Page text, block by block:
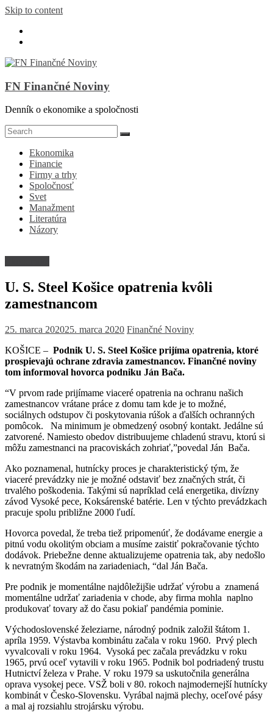
Skip to content
FN Finančné Noviny
Denník o ekonomike a spoločnosti
Ekonomika
Financie
Firmy a trhy
Spoločnosť
Svet
Manažment
Literatúra
Názory
U. S. Steel Košice opatrenia kvôli
zamestnancom
25. marca 202025. marca 2020 Finančné Noviny
KOŠICE – Podnik U. S. Steel Košice prijíma opatrenia, ktoré
prospievajú ochrane zdravia zamestnancov. Finančné noviny
tom informoval hovorca podniku Ján Bača.
“V prvom rade prijímame viaceré opatrenia na ochranu našich
zamestnancov vrátane práce z domu tam kde je to možné,
sociálnych odstupov či poskytovania rúšok a ďalších ochranných
pomôcok. Na minimum je obmedzený osobný kontakt. Jedálne sú
zatvorené. Namiesto obedov distribuujeme chladenú stravu, ktorú si
môžu zamestnanci na pracoviskách zohriať,”povedal Ján Bača.
Ako poznamenal, hutnícky proces je charakteristický tým, že
viaceré prevádzky nie je možné odstaviť bez značných strát, či
trvalého poškodenia. Takými sú napríklad celá energetika, divízny
závod Vysoké pece, Koksárenské batérie. Len v týchto prevádzkach
pracuje spolu približne 2000 ľudí.
Hovorca povedal, že treba tiež pripomenúť, že dodávame energie a
pitnú vodu okolitým obciam a musíme zaistiť pokračovanie týchto
dodávok. Priebežne denne aktualizujeme opatrenia tak, aby nedošlo
k nevratným škodám na zariadeniach, “dal Ján Bača.
Pre podnik je momentálne najdôležijšie udržať výrobu a znamená
momentálne udržať zariadenia v chode, aby firma mohla naplno
produkovať tovary až do času pokiaľ pandémia pominie.
Východoslovenské železiarne, národný podnik založil štátom 1.
apríla 1959. Výstavba kombinátu začala v roku 1960. Prvý plech
vyvalcovali v roku 1964. Vysoká pec začala prevádzku v roku
1965, prvú oceľ vytavili v roku 1965. Podnik bol podriadený trustu
Hutnictví železa v Prahe. V roku 1979 sa uskutočnila generálna
oprava vysokej pece. VSŽ boli v 80. rokoch najmodernejší hutnícky
kombinát v Česko-Slovensku. Vyrábal najmä plechy, oceľové pásy
a mal aj rozsiahlu strojársku výrobu.